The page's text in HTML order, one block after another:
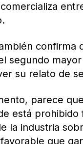
confirma
segundo
su relato de
parece
está
la industria
que